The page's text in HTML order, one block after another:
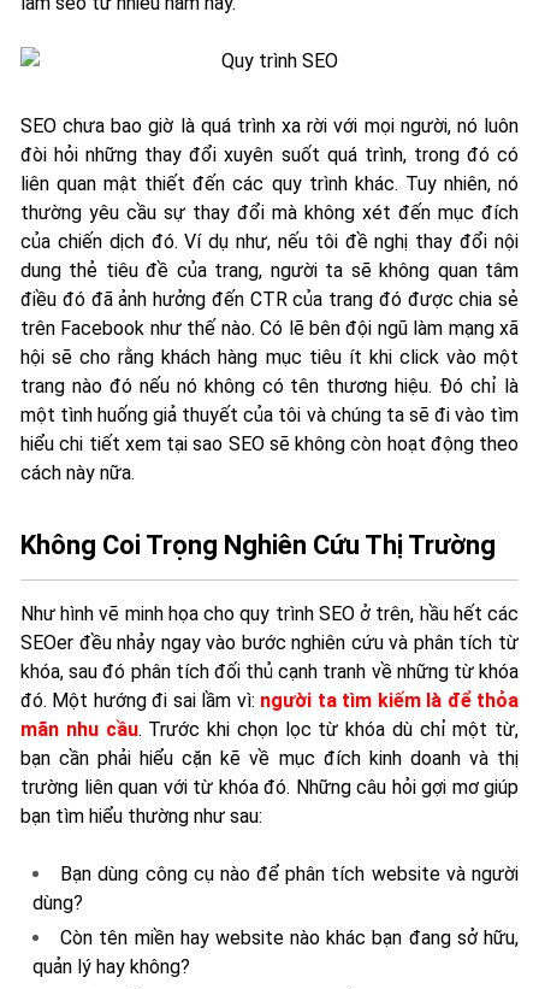
SEO chưa bao giờ là quá trình xa rời với mọi người, nó luôn
đòi hỏi những thay đổi xuyên suốt quá trình, trong đó có
liên quan mật thiết đến các quy trình khác. Tuy nhiên, nó
thường yêu cầu sự thay đổi mà không xét đến mục đích
của chiến dịch đó. Ví dụ như, nếu tôi đề nghị thay đổi nội
dung thẻ tiêu đề của trang, người ta sẽ không quan tâm
điều đó đã ảnh hưởng đến CTR của trang đó được chia sẻ
trên Facebook như thế nào. Có lẽ bên đội ngũ làm mạng xã
hội sẽ cho rằng khách hàng mục tiêu ít khi click vào một
trang nào đó nếu nó không có tên thương hiệu. Đó chỉ là
một tình huống giả thuyết của tôi và chúng ta sẽ đi vào tìm
hiểu chi tiết xem tại sao SEO sẽ không còn hoạt động theo
cách này nữa.
Không Coi Trọng Nghiên Cứu Thị Trường
Như hình vẽ minh họa cho quy trình SEO ở trên, hầu hết các
SEOer đều nhảy ngay vào bước nghiên cứu và phân tích từ
khóa, sau đó phân tích đối thủ cạnh tranh về những từ khóa
đó. Một hướng đi sai lầm vì: người ta tìm kiếm là để thỏa
mãn nhu cầu. Trước khi chọn lọc từ khóa dù chỉ một từ,
bạn cần phải hiểu cặn kẽ về mục đích kinh doanh và thị
trường liên quan với từ khóa đó. Những câu hỏi gợi mơ giúp
bạn tìm hiểu thường như sau:
Bạn dùng công cụ nào để phân tích website và người
dùng?
Còn tên miền hay website nào khác bạn đang sở hữu,
quản lý hay không?